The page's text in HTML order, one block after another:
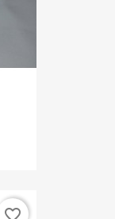
favorite_border